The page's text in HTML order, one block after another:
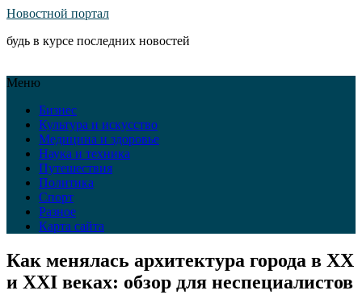
Новостной портал
будь в курсе последних новостей
Меню
Бизнес
Культура и искусство
Медицина и здоровье
Наука и техника
Путешествия
Политика
Спорт
Разное
Карта сайта
Как менялась архитектура города в XX
и XXI веках: обзор для неспециалистов